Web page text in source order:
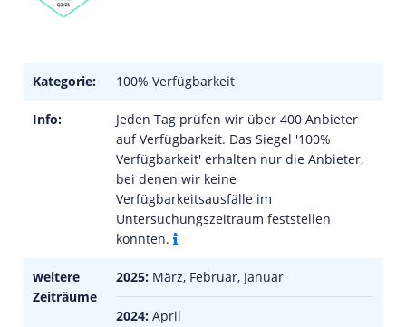
Kategorie: 100% Verfügbarkeit
Info:
Jeden Tag prüfen wir über 400 Anbieter
auf Verfügbarkeit. Das Siegel '100%
Verfügbarkeit' erhalten nur die Anbieter,
bei denen wir keine
Verfügbarkeitsausfälle im
Untersuchungszeitraum feststellen
konnten.
weitere
Zeiträume
2025: März, Februar, Januar
2024: April